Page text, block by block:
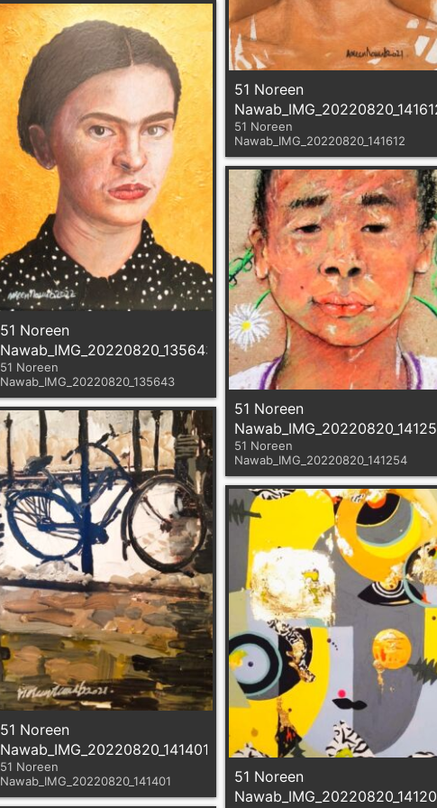
51 Noreen
51 Noreen
Nawab_IMG_20220820_141612
51 Noreen
Nawab_IMG_20220820_135643
51 Noreen
Nawab_IMG_20220820_135643
51 Noreen
51 Noreen
Nawab_IMG_20220820_141254
51 Noreen
Nawab_IMG_20220820_141401
51 Noreen
Nawab_IMG_20220820_141401
51 Noreen